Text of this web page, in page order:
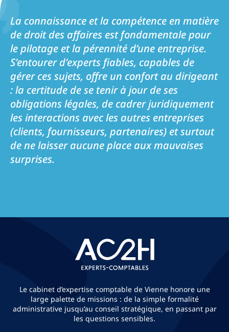
La connaissance et la compétence en matière
de droit des affaires est fondamentale pour
le pilotage et la pérennité d’une entreprise.
S’entourer d’experts fiables, capables de
gérer ces sujets, offre un confort au dirigeant
: la certitude de se tenir à jour de ses
obligations légales, de cadrer juridiquement
les interactions avec les autres entreprises
(clients, fournisseurs, partenaires) et surtout
de ne laisser aucune place aux mauvaises
surprises.
Le cabinet d’expertise comptable de Vienne honore une
large palette de missions : de la simple formalité
administrative jusqu’au conseil stratégique, en passant par
les questions sensibles.